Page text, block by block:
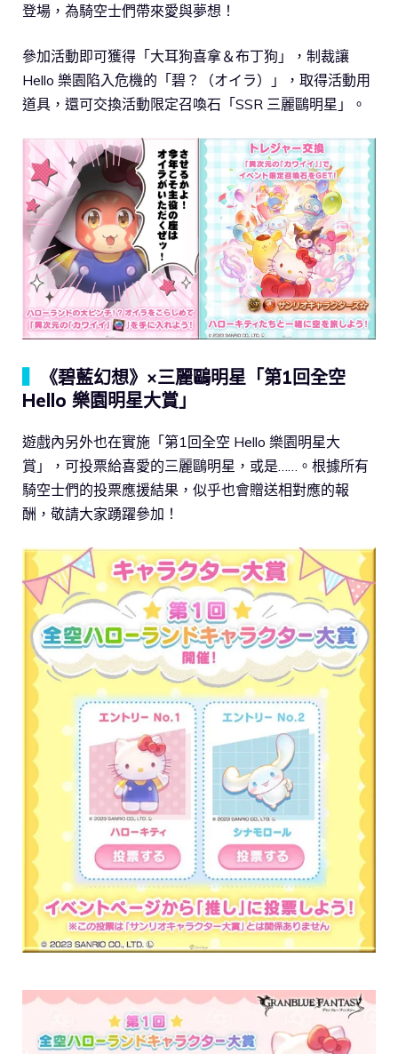
登場，為騎空士們帶來愛與夢想！
參加活動即可獲得「大耳狗喜拿＆布丁狗」，制裁讓
Hello 樂園陷入危機的「碧？（オイラ）」，取得活動用
道具，還可交換活動限定召喚石「SSR 三麗鷗明星」。
《碧藍幻想》×三麗鷗明星「第1回全空
Hello 樂園明星大賞」
遊戲內另外也在實施「第1回全空 Hello 樂園明星大
賞」，可投票給喜愛的三麗鷗明星，或是……。根據所有
騎空士們的投票應援結果，似乎也會贈送相對應的報
酬，敬請大家踴躍參加！